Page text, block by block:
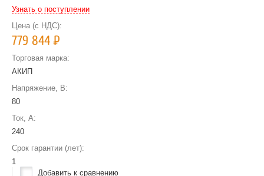
Узнать о поступлении
Цена (с НДС):
779 844Р
Торговая марка:
АКИП
Напряжение, В:
80
Ток, А:
240
Срок гарантии (лет):
1
Добавить к сравнению